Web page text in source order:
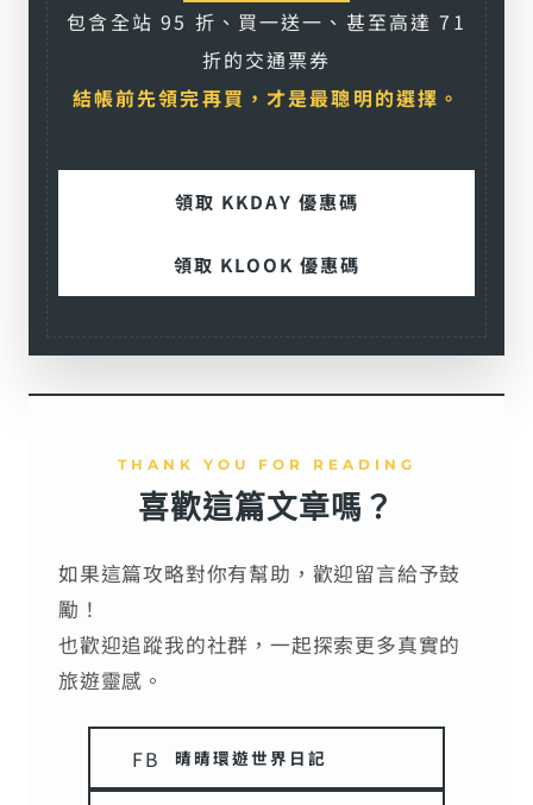
包含全站 95 折、買一送一、甚至高達 71
折的交通票券
結帳前先領完再買，才是最聰明的選擇。
領取 KKDAY 優惠碼
領取 KLOOK 優惠碼
THANK YOU FOR READING
喜歡這篇文章嗎？
如果這篇攻略對你有幫助，歡迎留言給予鼓
勵！
也歡迎追蹤我的社群，一起探索更多真實的
旅遊靈感。
FB 晴晴環遊世界日記